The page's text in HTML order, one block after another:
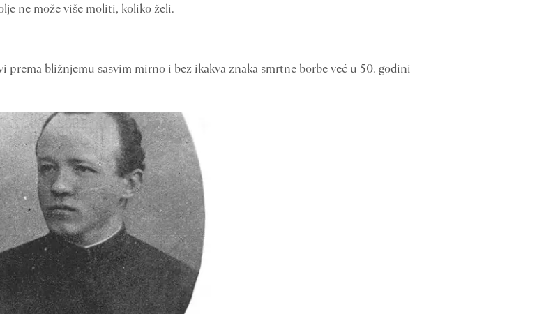
ne može više moliti, koliko želi.
bližnjemu sasvim mirno i bez ikakva znaka smrtne borbe već u 50. godini